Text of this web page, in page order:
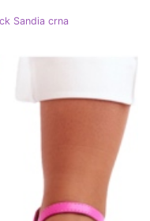
Sandia crna